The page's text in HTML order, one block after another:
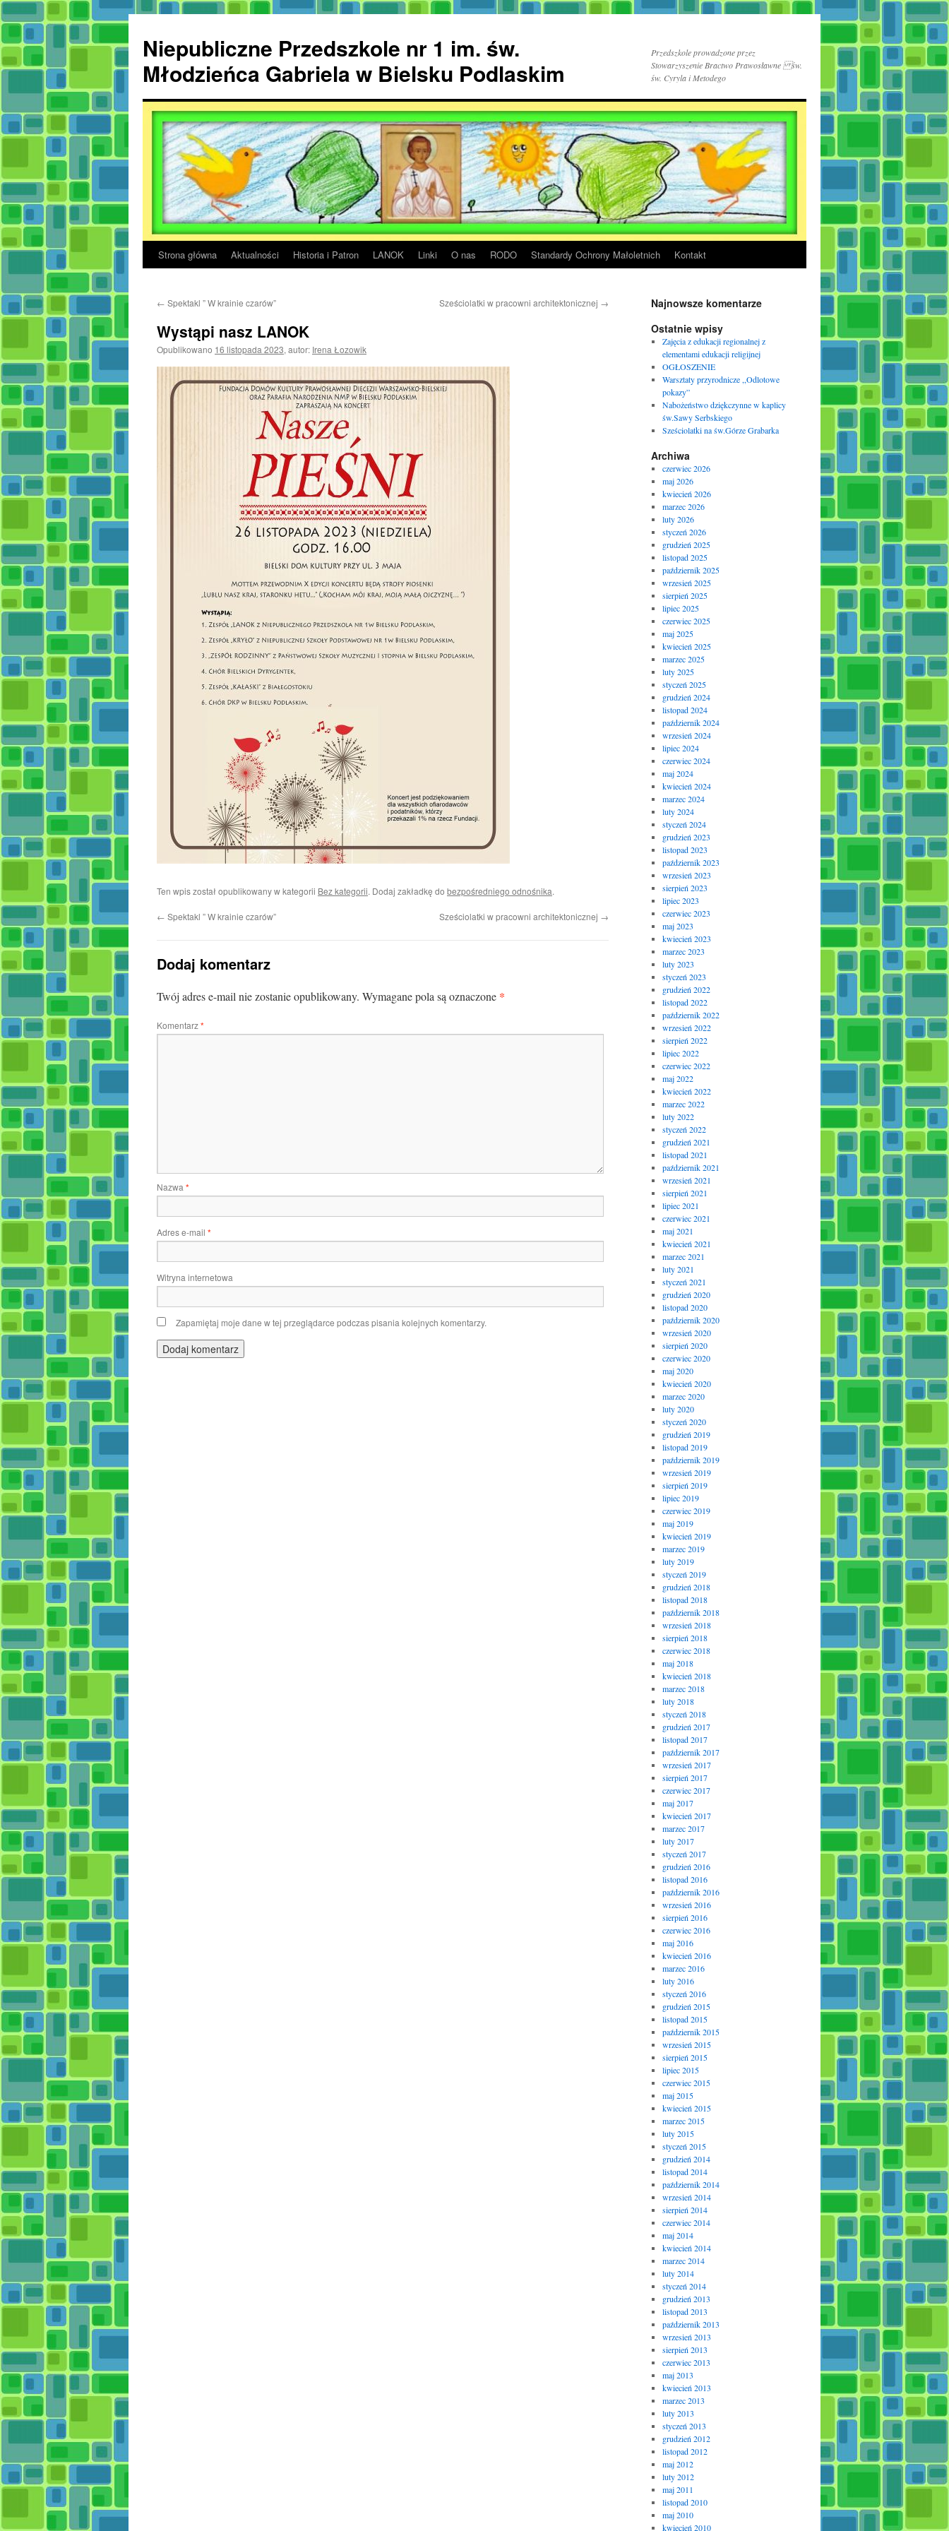
treści
Niepubliczne Przedszkole nr 1 im. św.
Młodzieńca Gabriela w Bielsku Podlaskim
Przedszkole prowadzone przez
Stowarzyszenie Bractwo Prawosławne św.
św. Cyryla i Metodego
Strona główna Aktualności Historia i Patron LANOK Linki O nas RODO Standardy Ochrony Małoletnich Kontakt
← Spektakl ” W krainie czarów” Sześciolatki w pracowni architektonicznej →
Wystąpi nasz LANOK
Opublikowano 16 listopada 2023, autor: Irena Łozowik
Ten wpis został opublikowany w kategorii Bez kategorii. Dodaj zakładkę do bezpośredniego odnośnika.
← Spektakl ” W krainie czarów” Sześciolatki w pracowni architektonicznej →
Dodaj komentarz
Twój adres e-mail nie zostanie opublikowany. Wymagane pola są oznaczone *
Komentarz*
Nazwa *
Adres e-mail *
Witryna internetowa
Zapamiętaj moje dane w tej przeglądarce podczas pisania kolejnych komentarzy.
Najnowsze komentarze
Ostatnie wpisy
Zajęcia z edukacji regionalnej z
elementami edukacji religijnej
OGŁOSZENIE
Warsztaty przyrodnicze ,,Odlotowe
pokazy”
Nabożeństwo dziękczynne w kaplicy
św.Sawy Serbskiego
Sześciolatki na św.Górze Grabarka
Archiwa
czerwiec 2026
maj 2026
kwiecień 2026
marzec 2026
luty 2026
styczeń 2026
grudzień 2025
listopad 2025
październik 2025
wrzesień 2025
sierpień 2025
lipiec 2025
czerwiec 2025
maj 2025
kwiecień 2025
marzec 2025
luty 2025
styczeń 2025
grudzień 2024
listopad 2024
październik 2024
wrzesień 2024
lipiec 2024
czerwiec 2024
maj 2024
kwiecień 2024
marzec 2024
luty 2024
styczeń 2024
grudzień 2023
listopad 2023
październik 2023
wrzesień 2023
sierpień 2023
lipiec 2023
czerwiec 2023
maj 2023
kwiecień 2023
marzec 2023
luty 2023
styczeń 2023
grudzień 2022
listopad 2022
październik 2022
wrzesień 2022
sierpień 2022
lipiec 2022
czerwiec 2022
maj 2022
kwiecień 2022
marzec 2022
luty 2022
styczeń 2022
grudzień 2021
listopad 2021
październik 2021
wrzesień 2021
sierpień 2021
lipiec 2021
czerwiec 2021
maj 2021
kwiecień 2021
marzec 2021
luty 2021
styczeń 2021
grudzień 2020
listopad 2020
październik 2020
wrzesień 2020
sierpień 2020
czerwiec 2020
maj 2020
kwiecień 2020
marzec 2020
luty 2020
styczeń 2020
grudzień 2019
listopad 2019
październik 2019
wrzesień 2019
sierpień 2019
lipiec 2019
czerwiec 2019
maj 2019
kwiecień 2019
marzec 2019
luty 2019
styczeń 2019
grudzień 2018
listopad 2018
październik 2018
wrzesień 2018
sierpień 2018
czerwiec 2018
maj 2018
kwiecień 2018
marzec 2018
luty 2018
styczeń 2018
grudzień 2017
listopad 2017
październik 2017
wrzesień 2017
sierpień 2017
czerwiec 2017
maj 2017
kwiecień 2017
marzec 2017
luty 2017
styczeń 2017
grudzień 2016
listopad 2016
październik 2016
wrzesień 2016
sierpień 2016
czerwiec 2016
maj 2016
kwiecień 2016
marzec 2016
luty 2016
styczeń 2016
grudzień 2015
listopad 2015
październik 2015
wrzesień 2015
sierpień 2015
lipiec 2015
czerwiec 2015
maj 2015
kwiecień 2015
marzec 2015
luty 2015
styczeń 2015
grudzień 2014
listopad 2014
październik 2014
wrzesień 2014
sierpień 2014
czerwiec 2014
maj 2014
kwiecień 2014
marzec 2014
luty 2014
styczeń 2014
grudzień 2013
listopad 2013
październik 2013
wrzesień 2013
sierpień 2013
czerwiec 2013
maj 2013
kwiecień 2013
marzec 2013
luty 2013
styczeń 2013
grudzień 2012
listopad 2012
maj 2012
luty 2012
maj 2011
listopad 2010
maj 2010
kwiecień 2010